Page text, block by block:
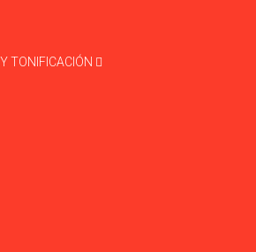
TONIFICACIÓN